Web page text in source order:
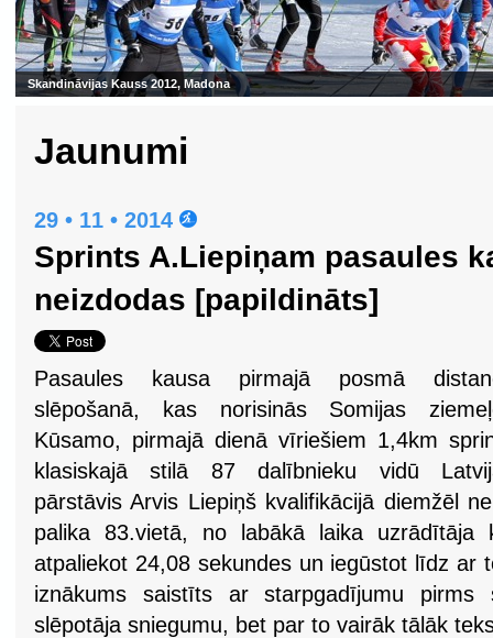
Jaunumi
29 • 11 • 2014
Sprints A.Liepiņam pasaules
neizdodas [papildināts]
Pasaules kausa pirmajā posmā
slēpošanā, kas norisinās Somijas
Kūsamo, pirmajā dienā vīriešiem 1,4km
klasiskajā stilā 87 dalībnieku vidū
pārstāvis Arvis Liepiņš kvalifikācijā diemžēl
palika 83.vietā, no labākā laika uzrādītāja
atpaliekot 24,08 sekundes un iegūstot līdz ar
iznākums saistīts ar starpgadījumu pirms
slēpotāja sniegumu, bet par to vairāk tālāk